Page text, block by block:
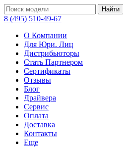
Найти
8 (495) 510-49-67
О Компании
Для Юри. Лиц
Дистрибьюторы
Стать Партнером
Сертификаты
Отзывы
Блог
Драйвера
Сервис
Оплата
Доставка
Контакты
Еще